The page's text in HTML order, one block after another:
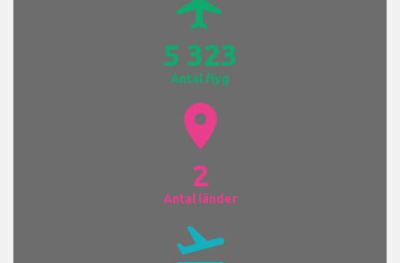
5 323
Antal flyg
location_on
2
Antal länder
flight_takeoff